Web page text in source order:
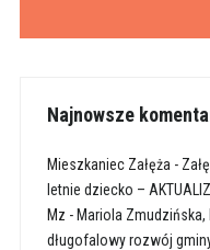
Najnowsze
Mieszkaniec Załęża -
letnie dziecko –
Mz - Mariola
długofalowy rozwój